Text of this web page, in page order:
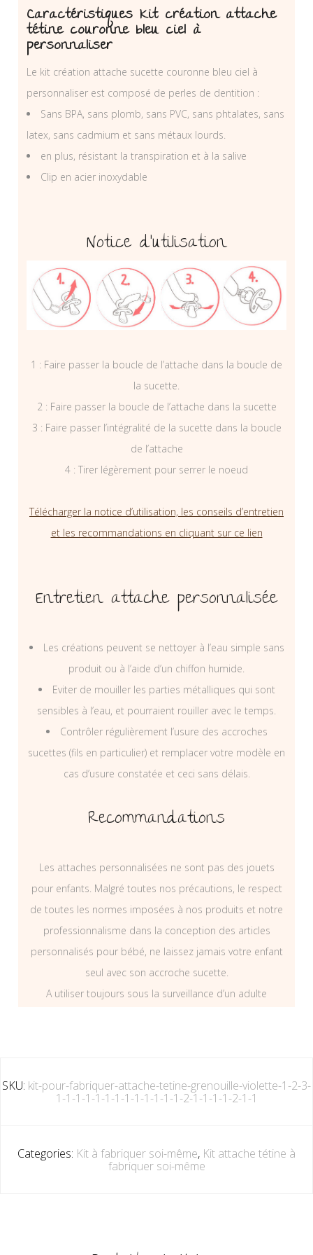
Caractéristiques Kit création attache
tétine couronne bleu ciel à
personnaliser
Le kit création attache sucette couronne bleu ciel à
personnaliser est composé de perles de dentition :
Sans BPA, sans plomb, sans PVC, sans phtalates, sans
latex, sans cadmium et sans métaux lourds.
en plus, résistant la transpiration et à la salive
Clip en acier inoxydable
Notice d’utilisation
1 : Faire passer la boucle de l’attache dans la boucle de
la sucette.
2 : Faire passer la boucle de l’attache dans la sucette
3 : Faire passer l’intégralité de la sucette dans la boucle
de l’attache
4 : Tirer légèrement pour serrer le noeud
Télécharger la notice d’utilisation, les conseils d’entretien
et les recommandations en cliquant sur ce lien
Entretien attache personnalisée
Les créations peuvent se nettoyer à l’eau simple sans
produit ou à l’aide d’un chiffon humide.
Eviter de mouiller les parties métalliques qui sont
sensibles à l’eau, et pourraient rouiller avec le temps.
Contrôler régulièrement l’usure des accroches
sucettes (fils en particulier) et remplacer votre modèle en
cas d’usure constatée et ceci sans délais.
Recommandations
Les attaches personnalisées ne sont pas des jouets
pour enfants. Malgré toutes nos précautions, le respect
de toutes les normes imposées à nos produits et notre
professionnalisme dans la conception des articles
personnalisés pour bébé, ne laissez jamais votre enfant
seul avec son accroche sucette.
A utiliser toujours sous la surveillance d’un adulte
SKU: kit-pour-fabriquer-attache-tetine-grenouille-violette-1-2-3-
1-1-1-1-1-1-1-1-1-1-1-1-1-2-1-1-1-1-2-1-1
Categories: Kit à fabriquer soi-même, Kit attache tétine à
fabriquer soi-même